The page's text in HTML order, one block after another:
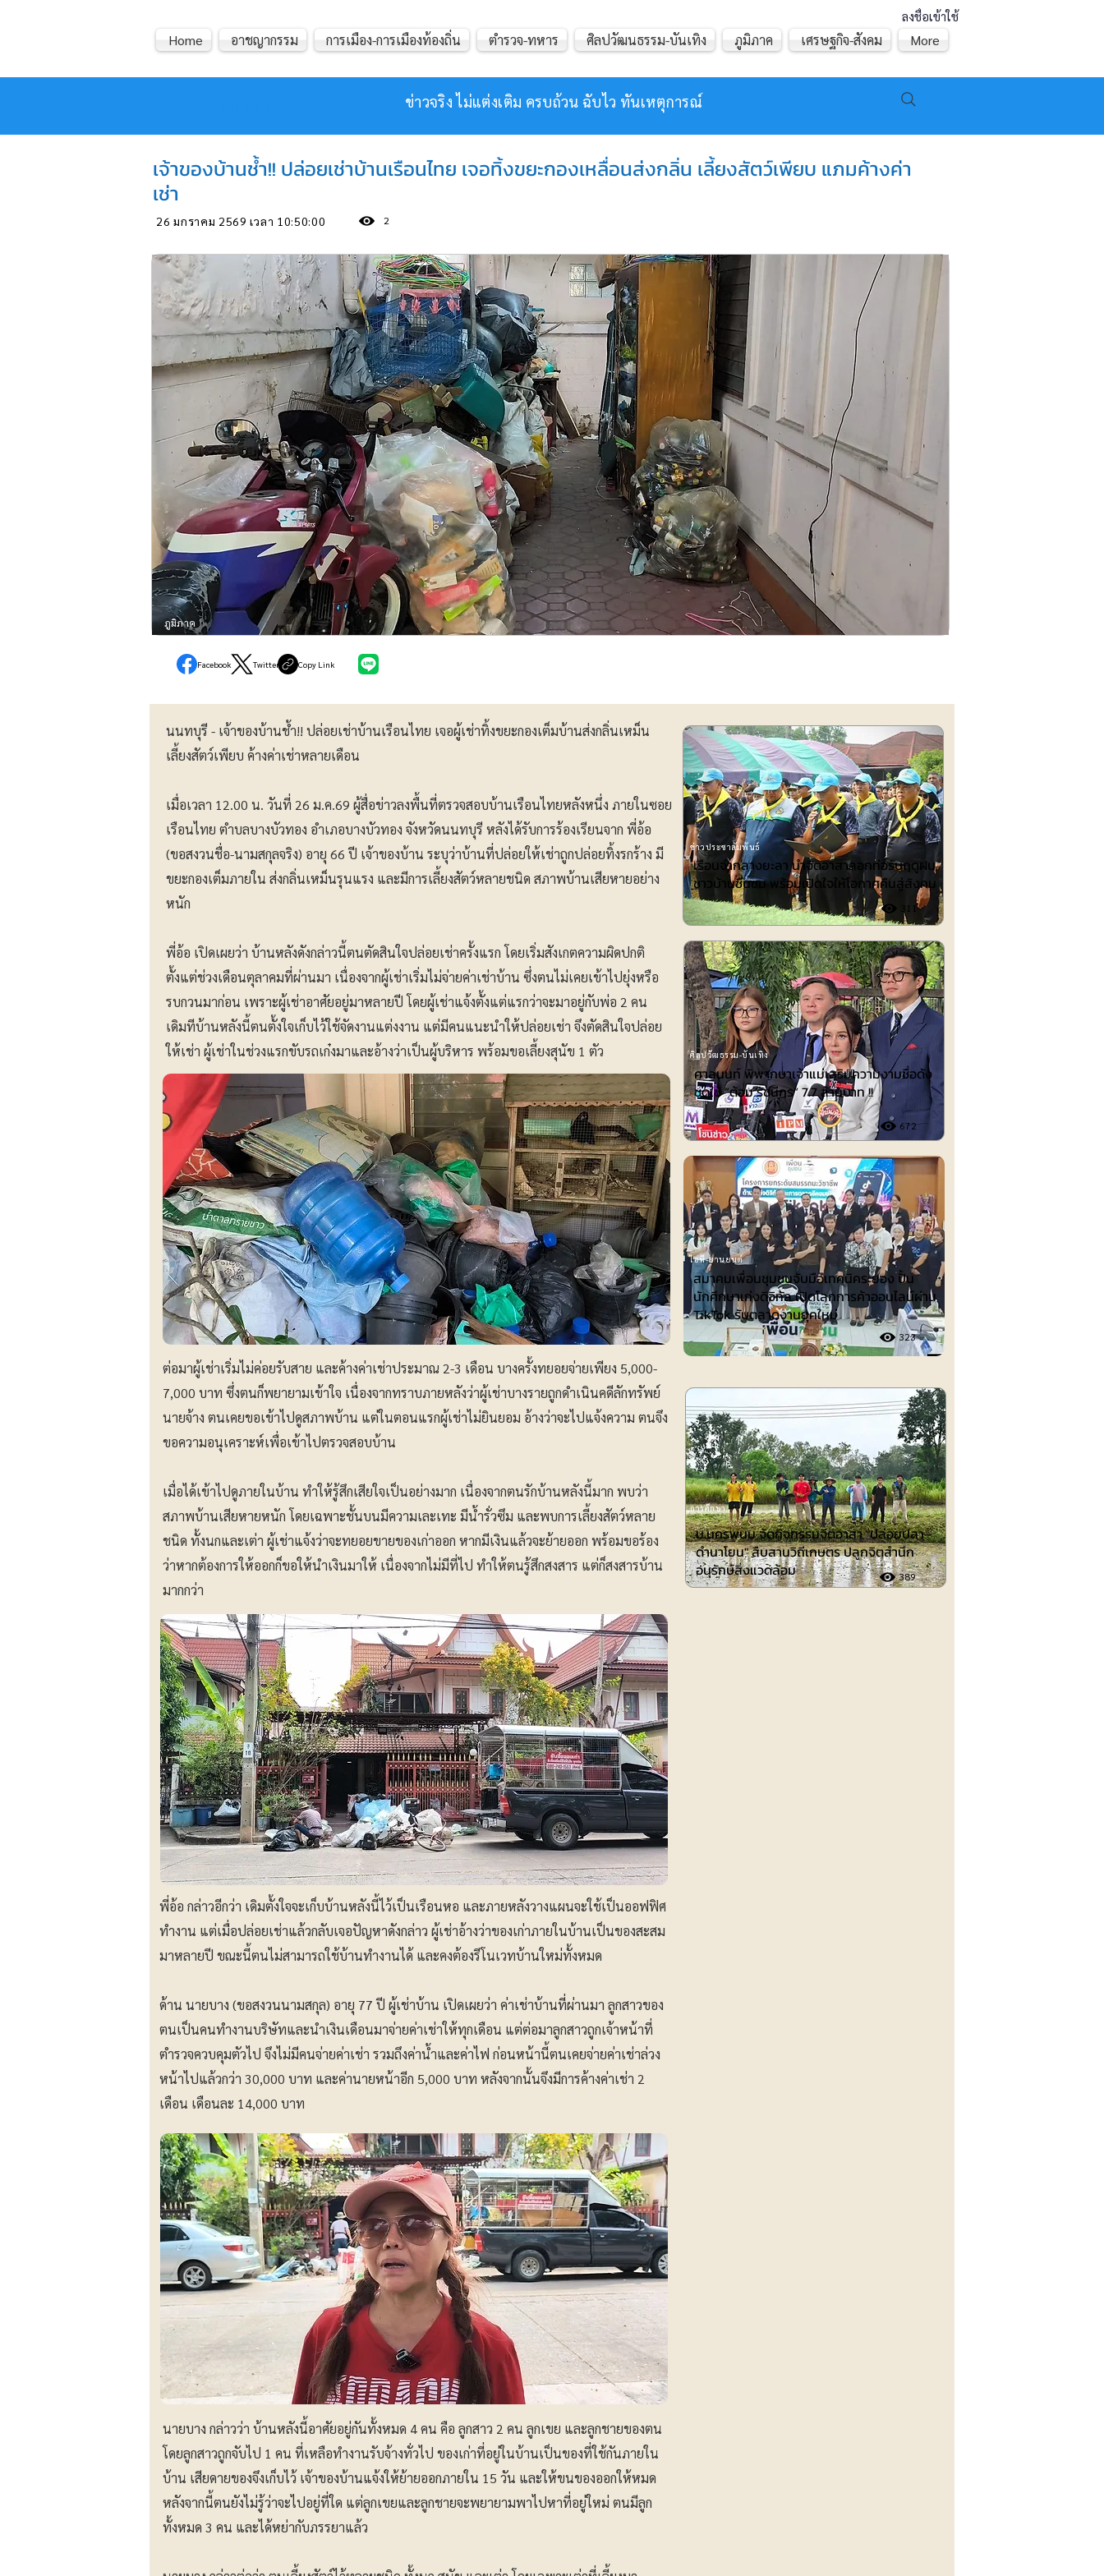
ลงชื่อเข้าใช้
ข่าวจริง ไม่แต่งเติม ครบถ้วน ฉับไว ทันเหตุการณ์
Home อาชญากรรม การเมือง-การเมืองท้องถิ่น ตำรวจ-ทหาร ศิลปวัฒนธรรม-บันเทิง ภูมิภาค เศรษฐกิจ-สังคม More
เจ้าของบ้านช้ำ!! ปล่อยเช่าบ้านเรือนไทย เจอทิ้งขยะกองเหลื่อนส่งกลิ่น เลี้ยงสัตว์เพียบ แภมค้างค่า
เช่า
26 มกราคม 2569 เวลา 10:50:00 2
ภูมิภาค
Facebook Twitter Copy Link
นนทบุรี - เจ้าของบ้านช้ำ!! ปล่อยเช่าบ้านเรือนไทย เจอผู้เช่าทิ้งขยะกองเต็มบ้านส่งกลิ่นเหม็น
เลี้ยงสัตว์เพียบ ค้างค่าเช่าหลายเดือน
เมื่อเวลา 12.00 น. วันที่ 26 ม.ค.69 ผู้สื่อข่าวลงพื้นที่ตรวจสอบบ้านเรือนไทยหลังหนึ่ง ภายในซอย
เรือนไทย ตำบลบางบัวทอง อำเภอบางบัวทอง จังหวัดนนทบุรี หลังได้รับการร้องเรียนจาก พี่อ้อ
(ขอสงวนชื่อ-นามสกุลจริง) อายุ 66 ปี เจ้าของบ้าน ระบุว่าบ้านที่ปล่อยให้เช่าถูกปล่อยทิ้งรกร้าง มี
ขยะกองเต็มภายใน ส่งกลิ่นเหม็นรุนแรง และมีการเลี้ยงสัตว์หลายชนิด สภาพบ้านเสียหายอย่าง
หนัก
พี่อ้อ เปิดเผยว่า บ้านหลังดังกล่าวนี้ตนตัดสินใจปล่อยเช่าครั้งแรก โดยเริ่มสังเกตความผิดปกติ
ตั้งแต่ช่วงเดือนตุลาคมที่ผ่านมา เนื่องจากผู้เช่าเริ่มไม่จ่ายค่าเช่าบ้าน ซึ่งตนไม่เคยเข้าไปยุ่งหรือ
รบกวนมาก่อน เพราะผู้เช่าอาศัยอยู่มาหลายปี โดยผู้เช่าแจ้งตั้งแต่แรกว่าจะมาอยู่กับพ่อ 2 คน
เดิมทีบ้านหลังนี้ตนตั้งใจเก็บไว้ใช้จัดงานแต่งงาน แต่มีคนแนะนำให้ปล่อยเช่า จึงตัดสินใจปล่อย
ให้เช่า ผู้เช่าในช่วงแรกขับรถเก๋งมาและอ้างว่าเป็นผู้บริหาร พร้อมขอเลี้ยงสุนัข 1 ตัว
ต่อมาผู้เช่าเริ่มไม่ค่อยรับสาย และค้างค่าเช่าประมาณ 2-3 เดือน บางครั้งทยอยจ่ายเพียง 5,000-
7,000 บาท ซึ่งตนก็พยายามเข้าใจ เนื่องจากทราบภายหลังว่าผู้เช่าบางรายถูกดำเนินคดีลักทรัพย์
นายจ้าง ตนเคยขอเข้าไปดูสภาพบ้าน แต่ในตอนแรกผู้เช่าไม่ยินยอม อ้างว่าจะไปแจ้งความ ตนจึง
ขอความอนุเคราะห์เพื่อเข้าไปตรวจสอบบ้าน
เมื่อได้เข้าไปดูภายในบ้าน ทำให้รู้สึกเสียใจเป็นอย่างมาก เนื่องจากตนรักบ้านหลังนี้มาก พบว่า
สภาพบ้านเสียหายหนัก โดยเฉพาะชั้นบนมีความเละเทะ มีน้ำรั่วซึม และพบการเลี้ยงสัตว์หลาย
ชนิด ทั้งนกและเต่า ผู้เช่าแจ้งว่าจะทยอยขายของเก่าออก หากมีเงินแล้วจะย้ายออก พร้อมขอร้อง
ว่าหากต้องการให้ออกก็ขอให้นำเงินมาให้ เนื่องจากไม่มีที่ไป ทำให้ตนรู้สึกสงสาร แต่ก็สงสารบ้าน
มากกว่า
พี่อ้อ กล่าวอีกว่า เดิมตั้งใจจะเก็บบ้านหลังนี้ไว้เป็นเรือนหอ และภายหลังวางแผนจะใช้เป็นออฟฟิศ
ทำงาน แต่เมื่อปล่อยเช่าแล้วกลับเจอปัญหาดังกล่าว ผู้เช่าอ้างว่าของเก่าภายในบ้านเป็นของสะสม
มาหลายปี ขณะนี้ตนไม่สามารถใช้บ้านทำงานได้ และคงต้องรีโนเวทบ้านใหม่ทั้งหมด
ด้าน นายบาง (ขอสงวนนามสกุล) อายุ 77 ปี ผู้เช่าบ้าน เปิดเผยว่า ค่าเช่าบ้านที่ผ่านมา ลูกสาวของ
ตนเป็นคนทำงานบริษัทและนำเงินเดือนมาจ่ายค่าเช่าให้ทุกเดือน แต่ต่อมาลูกสาวถูกเจ้าหน้าที่
ตำรวจควบคุมตัวไป จึงไม่มีคนจ่ายค่าเช่า รวมถึงค่าน้ำและค่าไฟ ก่อนหน้านี้ตนเคยจ่ายค่าเช่าล่วง
หน้าไปแล้วกว่า 30,000 บาท และค่านายหน้าอีก 5,000 บาท หลังจากนั้นจึงมีการค้างค่าเช่า 2
เดือน เดือนละ 14,000 บาท
นายบาง กล่าวว่า บ้านหลังนี้อาศัยอยู่กันทั้งหมด 4 คน คือ ลูกสาว 2 คน ลูกเขย และลูกชายของตน
โดยลูกสาวถูกจับไป 1 คน ที่เหลือทำงานรับจ้างทั่วไป ของเก่าที่อยู่ในบ้านเป็นของที่ใช้กันภายใน
บ้าน เสียดายของจึงเก็บไว้ เจ้าของบ้านแจ้งให้ย้ายออกภายใน 15 วัน และให้ขนของออกให้หมด
หลังจากนี้ตนยังไม่รู้ว่าจะไปอยู่ที่ใด แต่ลูกเขยและลูกชายจะพยายามพาไปหาที่อยู่ใหม่ ตนมีลูก
ทั้งหมด 3 คน และได้หย่ากับภรรยาแล้ว
เรือนจำกลางยะลา นำจิตอาสาลอกท่อรับฤดูฝน
ชาวบ้านชื่นชม พร้อมเปิดใจให้โอกาศคืนสู่สังคม
311
ข่าวประชาสัมพันธ์
ศาลนนท์ พิพากษาเจ้าแม่เสริมความงามชื่อดัง
ชดใช้ ”ต้อม รัชนีกร“ 7.7 ล้านบาท !!
672
ศิลปวัฒธรรม-บันเทิง
ไอที-ยานยนต์
สมาคมเพื่อนชุมชนจับมือเทคนิคระยอง ปั้น
นักศึกษาเก่งดิจิทัล เปิดโลกการค้าออนไลน์ผ่าน
TikTok รับตลาดงานยุคใหม่
323
การศึกษา
ม.นครพนม จัดกิจกรรมจิตอาสา "ปล่อยปลา–
ดำนาโยน" สืบสานวิถีเกษตร ปลูกจิตสำนึก
อนุรักษ์สิ่งแวดล้อม
389